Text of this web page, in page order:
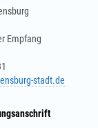
Empfang
stadt.de